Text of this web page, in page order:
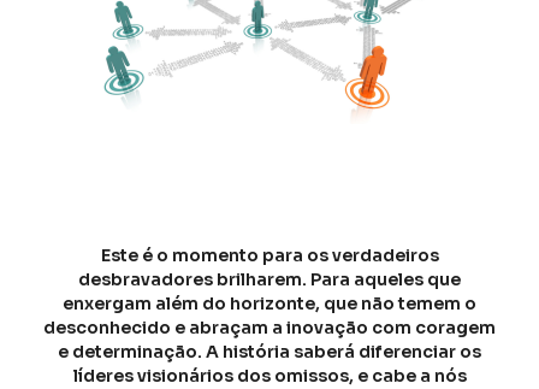
Este é o momento para os verdadeiros
desbravadores brilharem. Para aqueles que
enxergam além do horizonte, que não temem o
desconhecido e abraçam a inovação com coragem
e determinação. A história saberá diferenciar os
líderes visionários dos omissos, e cabe a nós